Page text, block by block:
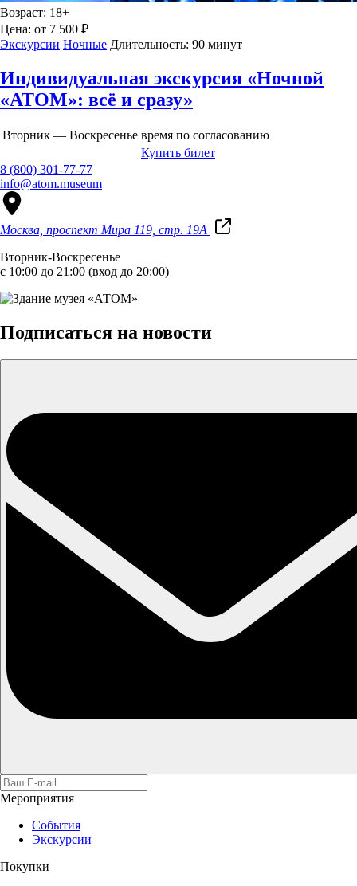
Возраст: 18+
Цена: от 7 500 ₽
Экскурсии Ночные Длительность: 90 минут
Индивидуальная экскурсия «Ночной
«АТОМ»: всё и сразу»
Вторник — Воскресенье время по согласованию
Купить билет
8 (800) 301-77-77
info@atom.museum
Москва, проспект Мира 119, стр. 19А
Вторник-Воскресенье
с 10:00 до 21:00 (вход до 20:00)
Подписаться на новости
Мероприятия
События
Экскурсии
Покупки